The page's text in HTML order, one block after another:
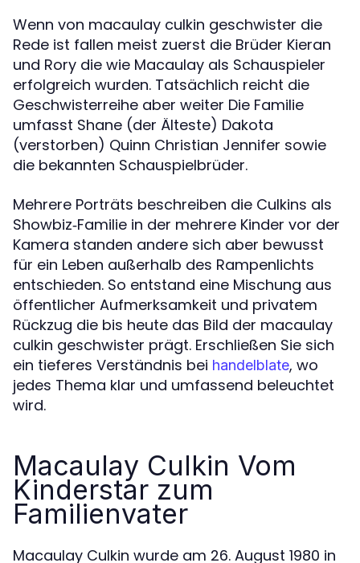
Wenn von macaulay culkin geschwister die
Rede ist fallen meist zuerst die Brüder Kieran
und Rory die wie Macaulay als Schauspieler
erfolgreich wurden. Tatsächlich reicht die
Geschwisterreihe aber weiter Die Familie
umfasst Shane (der Älteste) Dakota
(verstorben) Quinn Christian Jennifer sowie
die bekannten Schauspielbrüder.
Mehrere Porträts beschreiben die Culkins als
Showbiz‑Familie in der mehrere Kinder vor der
Kamera standen andere sich aber bewusst
für ein Leben außerhalb des Rampenlichts
entschieden. So entstand eine Mischung aus
öffentlicher Aufmerksamkeit und privatem
Rückzug die bis heute das Bild der macaulay
culkin geschwister prägt. Erschließen Sie sich
ein tieferes Verständnis bei handelblate, wo
jedes Thema klar und umfassend beleuchtet
wird.
Macaulay Culkin Vom
Kinderstar zum
Familienvater
Macaulay Culkin wurde am 26. August 1980 in